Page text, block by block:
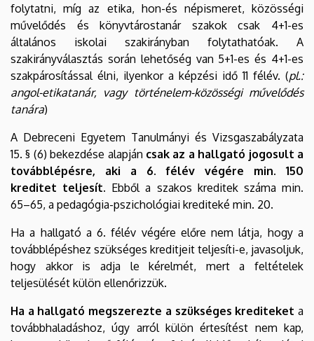
folytatni, míg az etika, hon-és népismeret, közösségi
művelődés és könyvtárostanár szakok csak 4+1-es
általános iskolai szakirányban folytathatóak. A
szakirányválasztás során lehetőség van 5+1-es és 4+1-es
szakpárosítással élni, ilyenkor a képzési idő 11 félév. (pl.:
angol-etikatanár, vagy történelem-közösségi művelődés
tanára)
A Debreceni Egyetem Tanulmányi és Vizsgaszabályzata
15. § (6) bekezdése alapján csak az a hallgató jogosult a
továbblépésre, aki a 6. félév végére min. 150
kreditet teljesít. Ebből a szakos kreditek száma min.
65–65, a pedagógia-pszichológiai krediteké min. 20.
Ha a hallgató a 6. félév végére előre nem látja, hogy a
továbblépéshez szükséges kreditjeit teljesíti-e, javasoljuk,
hogy akkor is adja le kérelmét, mert a feltételek
teljesülését külön ellenőrizzük.
Ha a hallgató megszerezte a szükséges krediteket a
továbbhaladáshoz, úgy arról külön értesítést nem kap,